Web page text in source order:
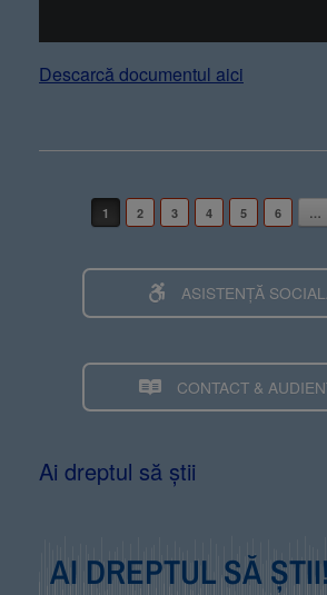
Descarcă documentul aici
Post navigation
1 2 3 4 5 6 …
ASISTENȚĂ
CONTACT &
Ai dreptul să știi
AI DREPTUL SĂ ȘTII!